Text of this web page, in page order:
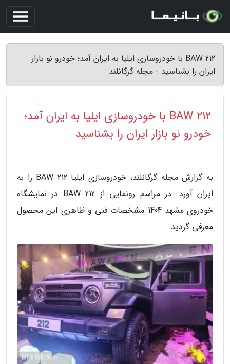
212 BAW با خودروسازی ایلیا به ایران آمد؛ خودرو نو بازار
ایران را بشناسید - مجله گرگانلند
212 BAW با خودروسازی ایلیا به ایران آمد؛
خودرو نو بازار ایران را بشناسید
به گزارش مجله گرگانلند، خودروسازی ایلیا 212 BAW را به
ایران آورد. در مراسم رونمایی از 212 BAW در نمایشگاه
خودروی مشهد 1404 مشخصات فنی و ظاهری این محصول
معرفی گردید.